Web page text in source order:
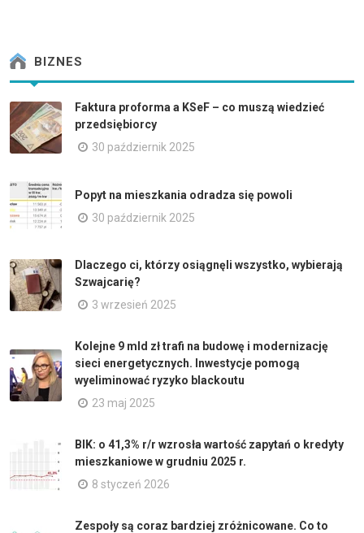
BIZNES
Faktura proforma a KSeF – co muszą wiedzieć
przedsiębiorcy
30 październik 2025
Popyt na mieszkania odradza się powoli
30 październik 2025
Dlaczego ci, którzy osiągnęli wszystko, wybierają
Szwajcarię?
3 wrzesień 2025
Kolejne 9 mld zł trafi na budowę i modernizację
sieci energetycznych. Inwestycje pomogą
wyeliminować ryzyko blackoutu
23 maj 2025
BIK: o 41,3% r/r wzrosła wartość zapytań o kredyty
mieszkaniowe w grudniu 2025 r.
8 styczeń 2026
Zespoły są coraz bardziej zróżnicowane. Co to